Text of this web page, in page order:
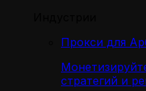
Прокси для
стратегий и